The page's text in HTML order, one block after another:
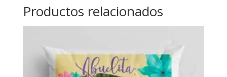
Productos relacionados